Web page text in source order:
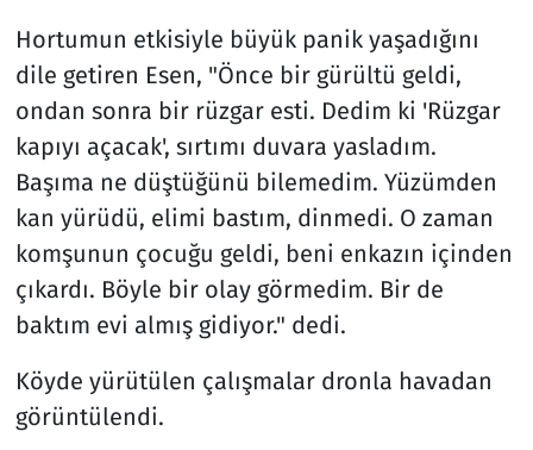
Hortumun etkisiyle büyük panik yaşadığını
dile getiren Esen, "Önce bir gürültü geldi,
ondan sonra bir rüzgar esti. Dedim ki 'Rüzgar
kapıyı açacak', sırtımı duvara yasladım.
Başıma ne düştüğünü bilemedim. Yüzümden
kan yürüdü, elimi bastım, dinmedi. O zaman
komşunun çocuğu geldi, beni enkazın içinden
çıkardı. Böyle bir olay görmedim. Bir de
baktım evi almış gidiyor." dedi.
Köyde yürütülen çalışmalar dronla havadan
görüntülendi.